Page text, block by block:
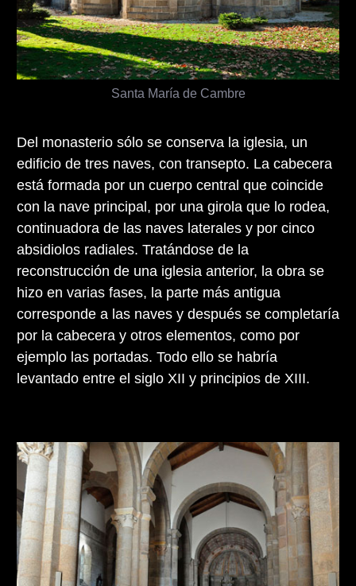
Santa María de Cambre
Del monasterio sólo se conserva la iglesia, un
edificio de tres naves, con transepto. La cabecera
está formada por un cuerpo central que coincide
con la nave principal, por una girola que lo rodea,
continuadora de las naves laterales y por cinco
absidiolos radiales. Tratándose de la
reconstrucción de una iglesia anterior, la obra se
hizo en varias fases, la parte más antigua
corresponde a las naves y después se completaría
por la cabecera y otros elementos, como por
ejemplo las portadas. Todo ello se habría
levantado entre el siglo XII y principios de XIII.